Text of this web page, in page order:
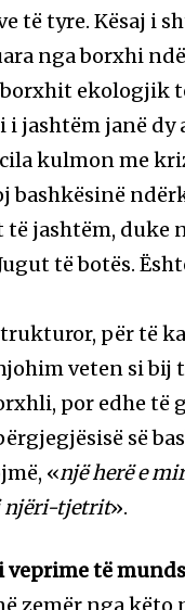
të tyre. Kësaj i
nga borxhi
ekologjik
jashtëm janë dy
kulmon me
bashkësinë
jashtëm, duke
të botës.
për të
veten si bij
por edhe të
së
«një herë e
njëri-tjetrit».
veprime të